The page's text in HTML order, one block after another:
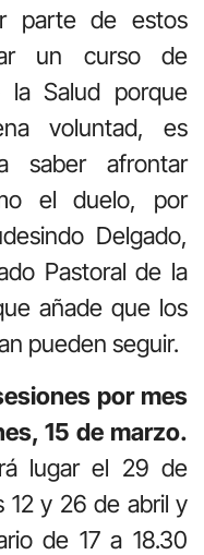
parte de estos
un curso de
la Salud porque
voluntad, es
saber afrontar
el duelo, por
Delgado,
Pastoral de la
añade que los
pueden seguir.
por mes
15 de marzo.
lugar el 29 de
12 y 26 de abril y
de 17 a 18.30